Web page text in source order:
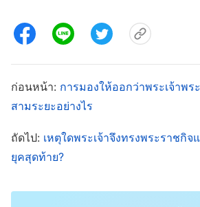
เป็นการส่วนตัว งานของพระวิญญา
ในยุคธรรมบัญญัติและยุคพระคุณ บ
พระเจ้าใช้ก็ถูกพระองค์แต่งตั้งและ
เป็นการส่วนตัว บาครั้งพระองค์ก็ท
ไม่ใช่การแต่งตั้งโดยตรง พระองค์ก็จ
การนี้ผ่านผู้เผยพระวจนะ หรือมีงา
บริสุทธิ์เป็นหลักฐาน นี่คือสิ่งที่ไม่อาจ
สังฆราช ปุโรหิต ศิษยาภิบาล และผู้
ก่อนหน้า: การมองให้ออกว่าพระเจ้าพร
สามระยะอย่างไร
ถัดไป: เหตุใดพระเจ้าจึงทรงพระราชกิ
ยุคสุดท้าย?